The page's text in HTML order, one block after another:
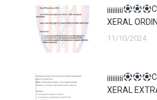
¡¡¡¡¡¡¡¡¡
XERAL
11/10/2024
¡¡¡¡¡¡¡¡¡
XERAL